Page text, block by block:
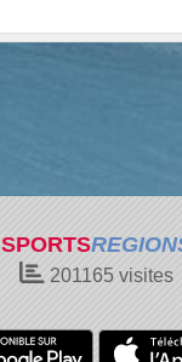
SPORTS
201165 visites